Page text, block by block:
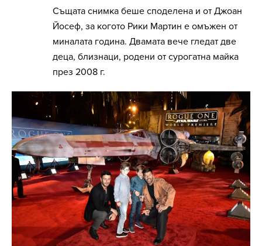
Същата снимка беше споделена и от Джоан
Йосеф, за когото Рики Мартин е омъжен от
миналата година. Двамата вече гледат две
деца, близнаци, родени от сурогатна майка
през 2008 г.